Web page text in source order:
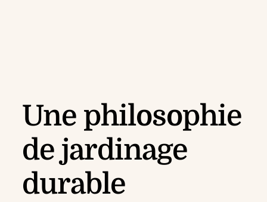
Une philosophie
de jardinage
durable